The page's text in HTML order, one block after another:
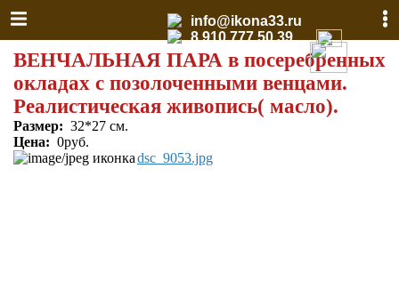
info@ikona33.ru
8 910 777 50 39
ВЕНЧАЛЬНАЯ ПАРА в посеребренных
окладах с позолоченными венцами.
Реалистическая живопись( масло).
Размер: 32*27 см.
Цена: 0руб.
dsc_9053.jpg